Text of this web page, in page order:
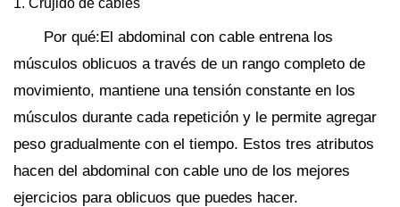
Por qué:El abdominal con cable entrena los
músculos oblicuos a través de un rango completo de
movimiento, mantiene una tensión constante en los
músculos durante cada repetición y le permite agregar
peso gradualmente con el tiempo. Estos tres atributos
hacen del abdominal con cable uno de los mejores
ejercicios para oblicuos que puedes hacer.